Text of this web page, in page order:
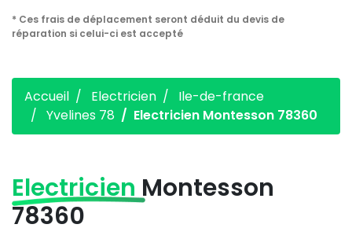
* Ces frais de déplacement seront déduit du devis de
réparation si celui-ci est accepté
Accueil Electricien
Ile-de-france
Yvelines 78
Electricien Montesson 78360
Electricien Montesson
78360